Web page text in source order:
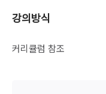
강의방식
커리큘럼 참조